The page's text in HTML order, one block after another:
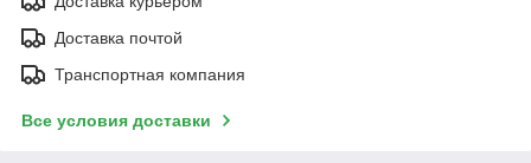
Доставка почтой
Транспортная компания
Все условия доставки